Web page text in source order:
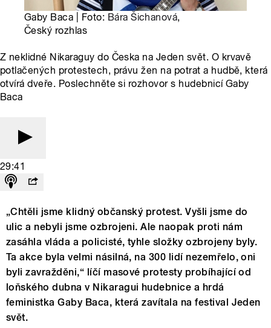
Gaby Baca | Foto: Bára Šichanová,
Český rozhlas
Z neklidné Nikaraguy do Česka na Jeden svět. O krvavě
potlačených protestech, právu žen na potrat a hudbě, která
otvírá dveře. Poslechněte si rozhovor s hudebnicí Gaby
Baca
29:41
„Chtěli jsme klidný občanský protest. Vyšli jsme do
ulic a nebyli jsme ozbrojeni. Ale naopak proti nám
zasáhla vláda a policisté, tyhle složky ozbrojeny byly.
Ta akce byla velmi násilná, na 300 lidí nezemřelo, oni
byli zavražděni,“ líčí masové protesty probíhající od
loňského dubna v Nikaragui hudebnice a hrdá
feministka Gaby Baca, která zavítala na festival Jeden
svět.